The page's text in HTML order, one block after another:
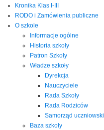
Kronika Klas I-III
RODO i Zamówienia publiczne
O szkole
Informacje ogólne
Historia szkoły
Patron Szkoły
Władze szkoły
Dyrekcja
Nauczyciele
Rada Szkoły
Rada Rodziców
Samorząd uczniowski
Baza szkoły